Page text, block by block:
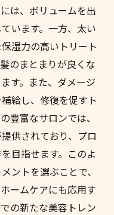
は、ボリュームを出
います。一方、太い
湿力の高いトリート
のまとまりが良くな
す。また、ダメージ
給し、修復を促すト
豊富なサロンでは、
供されており、プロ
目指せます。このよ
ントを選ぶことで、
ームケアにも応用す
の新たな美容トレン